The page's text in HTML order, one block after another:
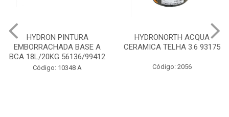
HYDRONORTH ACQUA
CERAMICA TELHA 3.6 93175
Código: 2056
HYDRONORTH
PEDRAS MARROCOS
Código: 10383 B